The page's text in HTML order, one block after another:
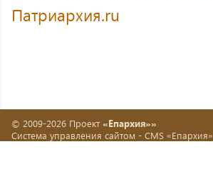
Патриархия.ru
© 2009-2026 Проект «Епархия»»
Система управления сайтом - CMS «Епархия»